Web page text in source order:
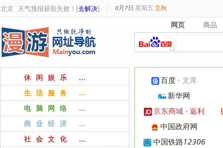
北京 天气预报获取失败！[去解决] 8月7日 星期五 立秋
网页
网页 商品
商品
百度 ·文库
新华网
京东商城 ·返利
中国政府网
中国铁路12306
休闲娱乐 …
生活服务 …
电脑网络 …
商业经济 …
社会文化 …